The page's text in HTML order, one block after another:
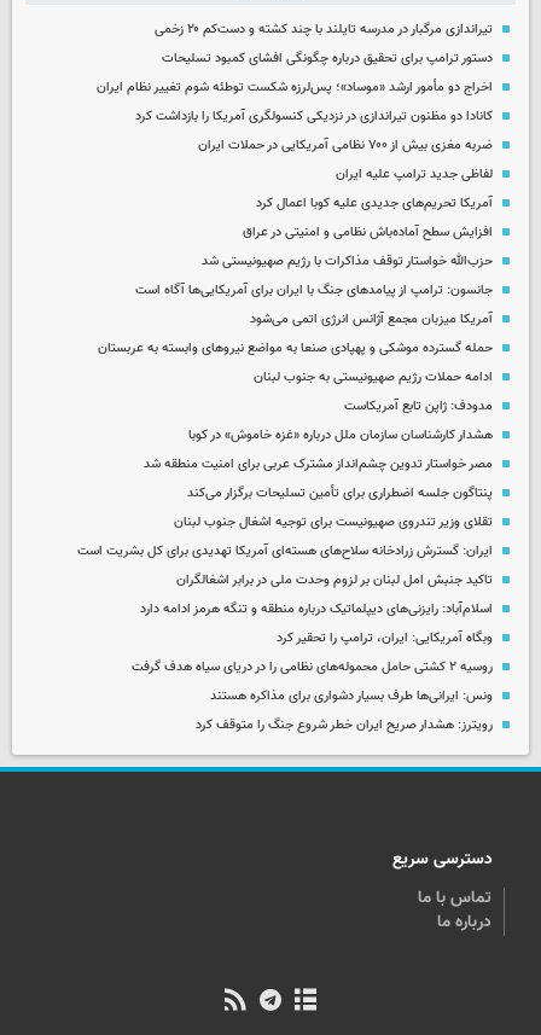
تیراندازی مرگبار در مدرسه‌ تایلند با چند کشته و دست‌کم ۲۰ زخمی
دستور ترامپ برای تحقیق درباره چگونگی افشای کمبود تسلیحات
اخراج دو مأمور ارشد «موساد»؛ پس‌لرزه شکست توطئه شوم تغییر نظام ایران
کانادا دو مظنون تیراندازی در نزدیکی کنسولگری آمریکا را بازداشت کرد
ضربه مغزی بیش از ۷۰۰ نظامی آمریکایی در حملات ایران
لفاظی جدید ترامپ علیه ایران
آمریکا تحریم‌های جدیدی علیه کوبا اعمال کرد
افزایش سطح آماده‌باش نظامی و امنیتی در عراق
حزب‌الله خواستار توقف مذاکرات با رژیم صهیونیستی شد
جانسون: ترامپ از پیامدهای جنگ با ایران برای آمریکایی‌ها آگاه است
آمریکا میزبان مجمع آژانس انرژی اتمی می‌شود
حمله گسترده موشکی و پهپادی صنعا به مواضع نیروهای وابسته به عربستان
ادامه حملات رژیم صهیونیستی به جنوب لبنان
مدودف: ژاپن تابع آمریکاست
هشدار کارشناسان سازمان ملل درباره «غزه‌ خاموش» در کوبا
مصر خواستار تدوین چشم‌انداز مشترک عربی برای امنیت منطقه شد
پنتاگون جلسه اضطراری برای تأمین تسلیحات برگزار می‌کند
تقلای وزیر تندروی صهیونیست برای توجیه اشغال جنوب لبنان
ایران: گسترش زرادخانه سلاح‌های هسته‌ای آمریکا تهدیدی برای کل بشریت است
تاکید جنبش امل لبنان بر لزوم وحدت ملی در برابر اشغالگران
اسلام‌آباد: رایزنی‌های دیپلماتیک درباره منطقه و تنگه هرمز ادامه دارد
وبگاه آمریکایی: ایران، ترامپ را تحقیر کرد
روسیه ۲ کشتی حامل محموله‌های نظامی را در دریای سیاه هدف گرفت
ونس: ایرانی‌ها طرف بسیار دشواری برای مذاکره هستند
رویترز: هشدار صریح ایران خطر شروع جنگ را متوقف کرد
دسترسی سریع
تماس با ما
درباره ما